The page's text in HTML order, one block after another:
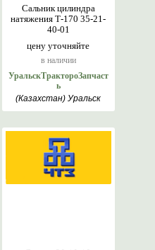
цену уточняйте
в наличии
Сальник цилиндра
натяжения Т-170 35-21-
40-01
УральскТрактороЗапчаст
ь
(Казахстан) Уральск